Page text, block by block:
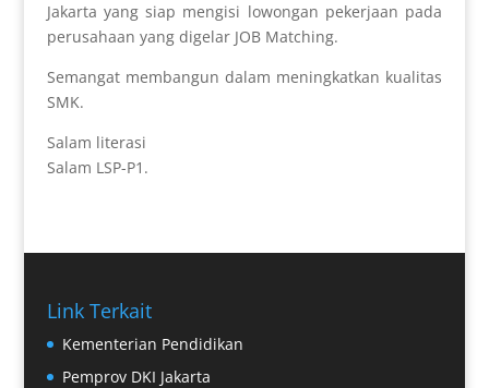
Jakarta yang siap mengisi lowongan pekerjaan pada
perusahaan yang digelar JOB Matching.
Semangat membangun dalam meningkatkan kualitas
SMK.
Salam literasi
Salam LSP-P1.
Link Terkait
Kementerian Pendidikan
Pemprov DKI Jakarta